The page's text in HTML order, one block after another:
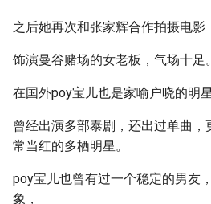
之后她再次和张家辉合作拍摄电影
饰演曼谷赌场的女老板，气场十足。
在国外poy宝儿也是家喻户晓的明星
曾经出演多部泰剧，还出过单曲
常当红的多栖明星。
poy宝儿也曾有过一个稳定的男友
象，